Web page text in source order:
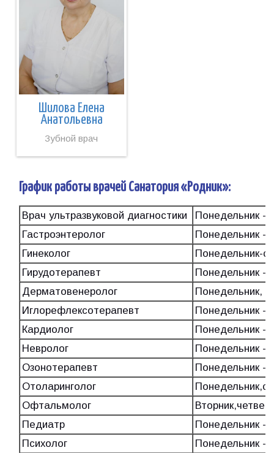
Шилова Елена
Анатольевна
Зубной врач
График работы врачей Санатория «Родник»:
Врач ультразвуковой диагностики
Понедельник -
Гастроэнтеролог
Понедельник -
Гинеколог
Понедельник-
Гирудотерапевт
Понедельник -
Дерматовенеролог
Понедельник,
Иглорефлексотерапевт
Понедельник -
Кардиолог
Понедельник -
Невролог
Понедельник -
Озонотерапевт
Понедельник -
Отоларинголог
Офтальмолог
Вторник,четверг
Педиатр
Понедельник -
Психолог
Понедельник -